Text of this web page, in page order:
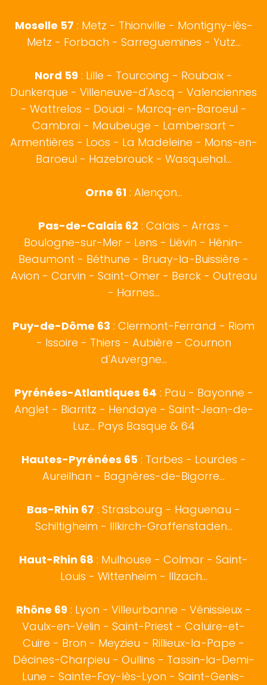
Moselle 57 : Metz - Thionville - Montigny-lès-
Metz - Forbach - Sarreguemines - Yutz...
Nord 59 : Lille - Tourcoing - Roubaix -
Dunkerque - Villeneuve-d'Ascq - Valenciennes
- Wattrelos - Douai - Marcq-en-Baroeul -
Cambrai - Maubeuge - Lambersart -
Armentières - Loos - La Madeleine - Mons-en-
Baroeul - Hazebrouck - Wasquehal...
Orne 61: Alençon...
Pas-de-Calais 62 : Calais - Arras -
Boulogne-sur-Mer - Lens - Liévin - Hénin-
Beaumont - Béthune - Bruay-la-Buissière -
Avion - Carvin - Saint-Omer - Berck - Outreau
- Harnes...
Puy-de-Dôme 63 : Clermont-Ferrand - Riom
- Issoire - Thiers - Aubière - Cournon
d'Auvergne...
Pyrénées-Atlantiques 64 : Pau - Bayonne -
Anglet - Biarritz - Hendaye - Saint-Jean-de-
Luz... Pays Basque & 64
Hautes-Pyrénées 65: Tarbes - Lourdes -
Aureilhan - Bagnères-de-Bigorre...
Bas-Rhin 67 : Strasbourg - Haguenau -
Schiltigheim - Illkirch-Graffenstaden...
Haut-Rhin 68 : Mulhouse - Colmar - Saint-
Louis - Wittenheim - Illzach...
Rhône 69 : Lyon - Villeurbanne - Vénissieux -
Vaulx-en-Velin - Saint-Priest - Caluire-et-
Cuire - Bron - Meyzieu - Rillieux-la-Pape -
Décines-Charpieu - Oullins - Tassin-la-Demi-
Lune - Sainte-Foy-lès-Lyon - Saint-Genis-